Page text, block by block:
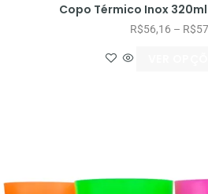
Copo Térmico Inox
R$56,16 – R$